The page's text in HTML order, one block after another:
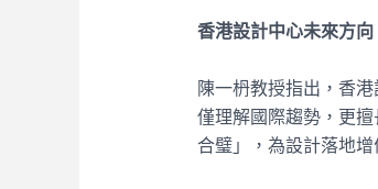
香港設計中心未來方向
陳一枬教授指出，香
僅理解國際趨勢，更
合璧」，為設計落地增